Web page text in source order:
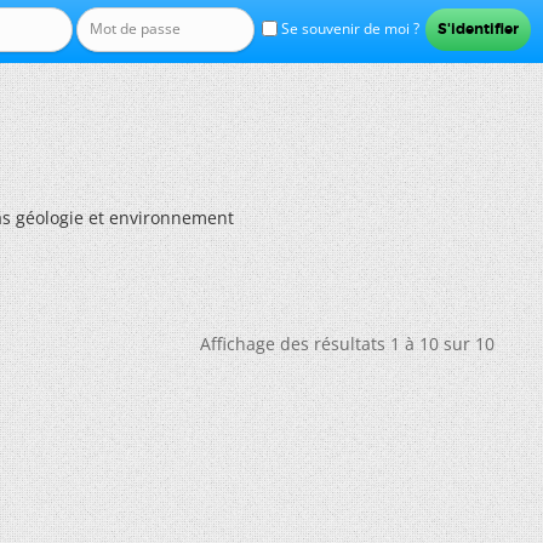
Se souvenir de moi ?
géologie et environnement
Affichage des résultats 1 à 10 sur 10